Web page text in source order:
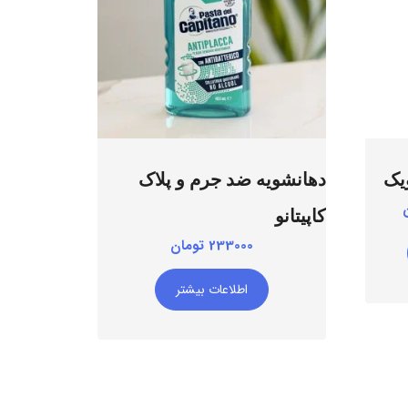
دهانشویه ضد جرم و پلاک
کاپیتانو
233000 تومان
اطلاعات بیشتر